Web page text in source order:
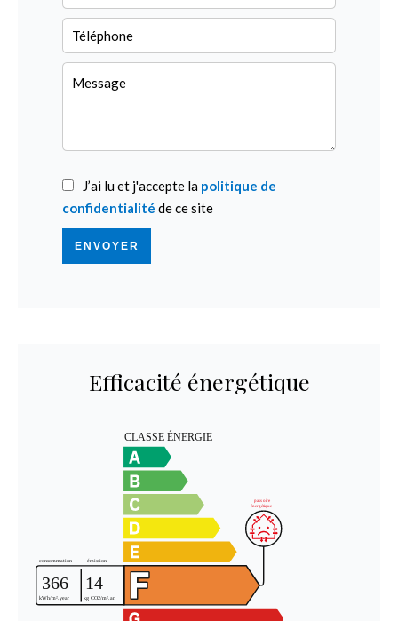
J’ai lu et j'accepte la politique de
confidentialité de ce site
ENVOYER
Efficacité énergétique